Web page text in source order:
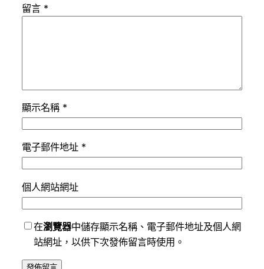
留言 *
顯示名稱 *
電子郵件地址 *
個人網站網址
在瀏覽器中儲存顯示名稱、電子郵件地址及個人網
站網址，以供下次發佈留言時使用。